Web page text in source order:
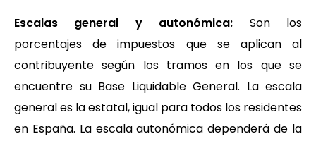
Escalas general y autonómica: Son los
porcentajes de impuestos que se aplican al
contribuyente según los tramos en los que se
encuentre su Base Liquidable General. La escala
general es la estatal, igual para todos los residentes
en España. La escala autonómica dependerá de la